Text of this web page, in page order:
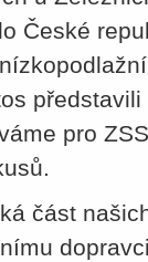
České
pro
část